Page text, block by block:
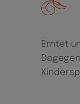
Erntet